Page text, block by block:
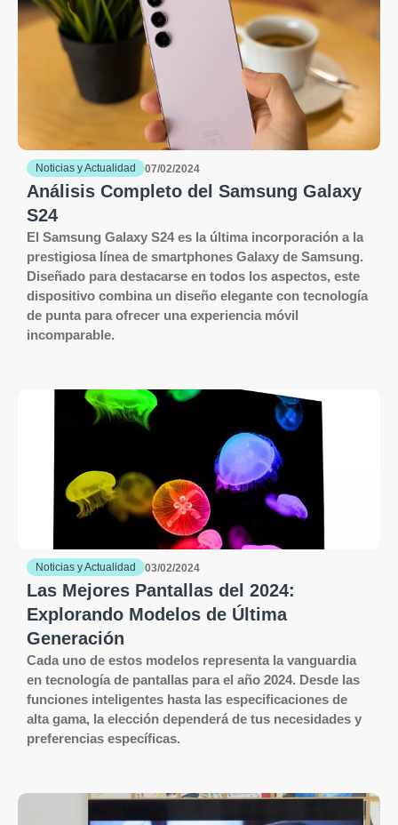
Noticias y Actualidad 07/02/2024
Análisis Completo del Samsung Galaxy
S24
El Samsung Galaxy S24 es la última incorporación a la
prestigiosa línea de smartphones Galaxy de Samsung.
Diseñado para destacarse en todos los aspectos, este
dispositivo combina un diseño elegante con tecnología
de punta para ofrecer una experiencia móvil
incomparable.
Noticias y Actualidad 03/02/2024
Las Mejores Pantallas del 2024:
Explorando Modelos de Última
Generación
Cada uno de estos modelos representa la vanguardia
en tecnología de pantallas para el año 2024. Desde las
funciones inteligentes hasta las especificaciones de
alta gama, la elección dependerá de tus necesidades y
preferencias específicas.